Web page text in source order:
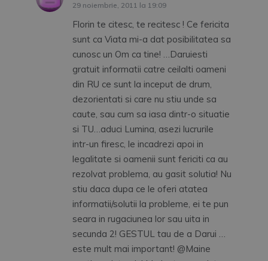
29 noiembrie, 2011 la 19:09
Florin te citesc, te recitesc ! Ce fericita
sunt ca Viata mi-a dat posibilitatea sa
cunosc un Om ca tine! …Daruiesti
gratuit informatii catre ceilalti oameni
din RU ce sunt la inceput de drum,
dezorientati si care nu stiu unde sa
caute, sau cum sa iasa dintr-o situatie
si TU…aduci Lumina, asezi lucrurile
intr-un firesc, le incadrezi apoi in
legalitate si oamenii sunt fericiti ca au
rezolvat problema, au gasit solutia! Nu
stiu daca dupa ce le oferi atatea
informatii/solutii la probleme, ei te pun
seara in rugaciunea lor sau uita in
secunda 2! GESTUL tau de a Darui …
este mult mai important! @Maine